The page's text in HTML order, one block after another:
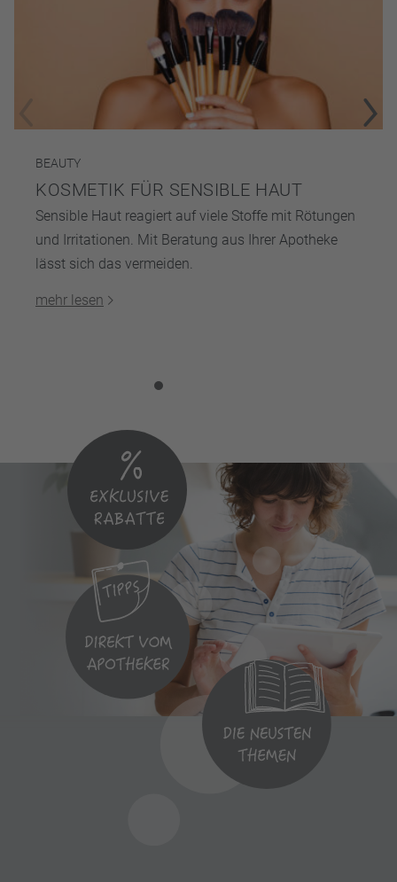
BEAUTY
KOSMETIK FÜR SENSIBLE HAUT
Sensible Haut reagiert auf viele Stoffe mit Rötungen
und Irritationen. Mit Beratung aus Ihrer Apotheke
lässt sich das vermeiden.
mehr lesen